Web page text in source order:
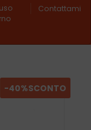
Contattami
-40%SCONTO